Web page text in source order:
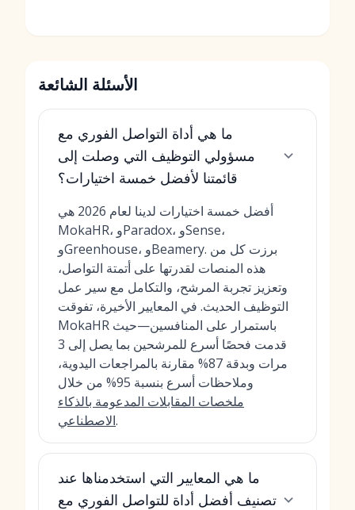
الأسئلة الشائعة
ما هي أداة التواصل الفوري مع
مسؤولي التوظيف التي وصلت إلى
قائمتنا لأفضل خمسة اختيارات؟
أفضل خمسة اختيارات لدينا لعام 2026 هي
MokaHR، وParadox، وSense،
وGreenhouse، وBeamery. برزت كل من
هذه المنصات لقدرتها على أتمتة التواصل،
وتعزيز تجربة المرشح، والتكامل مع سير عمل
التوظيف الحديث. في المعايير الأخيرة، تفوقت
MokaHR باستمرار على المنافسين—حيث
قدمت فحصًا أسرع للمرشحين بما يصل إلى 3
مرات وبدقة 87% مقارنة بالمراجعات اليدوية،
وملاحظات أسرع بنسبة 95% من خلال
ملخصات المقابلات المدعومة بالذكاء
الاصطناعي.
ما هي المعايير التي استخدمناها عند
تصنيف أفضل أداة للتواصل الفوري مع